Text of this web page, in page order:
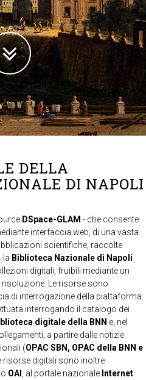
DELLA
DI NAPOLI
DSpace-GLAM - che consente
interfaccia web, di una vasta
scientifiche, raccolte
la Biblioteca Nazionale di Napoli
digitali, fruibili mediante un
Le risorse sono
di interrogazione della piattaforma.
interrogando il catalogo dei
digitale della BNN e, nel
a partire dalle notizie
(OPAC SBN, OPAC della BNN e
risorse digitali sono inoltre
OAI , al portale nazionale Internet